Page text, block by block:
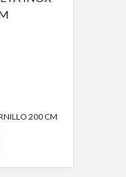
200 CM